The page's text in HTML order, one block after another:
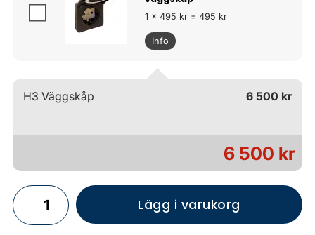
1 x 495 kr = 495 kr
Info
H3 Väggskåp 6 500 kr
6 500 kr
Lägg i varukorg